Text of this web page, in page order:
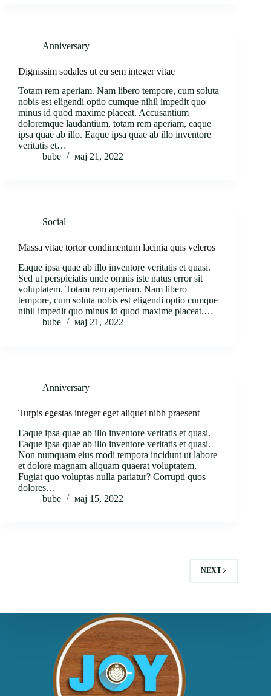
Anniversary
Dignissim sodales ut eu sem integer vitae
Totam rem aperiam. Nam libero tempore, cum soluta
nobis est eligendi optio cumque nihil impedit quo
minus id quod maxime placeat. Accusantium
doloremque laudantium, totam rem aperiam, eaque
ipsa quae ab illo. Eaque ipsa quae ab illo inventore
veritatis et…
bube
мај 21, 2022
Social
Massa vitae tortor condimentum lacinia quis veleros
Eaque ipsa quae ab illo inventore veritatis et quasi.
Sed ut perspiciatis unde omnis iste natus error sit
voluptatem. Totam rem aperiam. Nam libero
tempore, cum soluta nobis est eligendi optio cumque
nihil impedit quo minus id quod maxime placeat.…
bube
мај 21, 2022
Anniversary
Turpis egestas integer eget aliquet nibh praesent
Eaque ipsa quae ab illo inventore veritatis et quasi.
Eaque ipsa quae ab illo inventore veritatis et quasi.
Non numquam eius modi tempora incidunt ut labore
et dolore magnam aliquam quaerat voluptatem.
Fugiat quo voluptas nulla pariatur? Corrupti quos
dolores…
bube
мај 15, 2022
NEXT